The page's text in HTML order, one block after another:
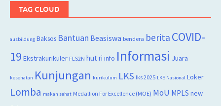
TAG CLOUD
ausbildung Baksos Bantuan Beasiswa bendera berita COVID-
19 Ekstrakurikuler FLS2N hut ri info Informasi Juara
kesehatan Kunjungan kurikulum LKS lks 2025 LKS Nasional Loker
Lomba makan sehat Medallion For Excellence (MOE) MoU MPLS new